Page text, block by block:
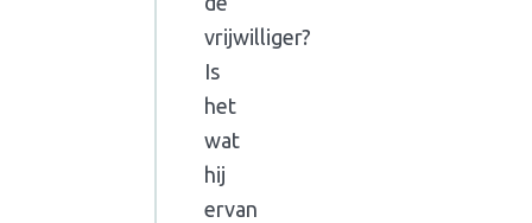
vrijwilliger?
Is
het
wat
hij
ervan